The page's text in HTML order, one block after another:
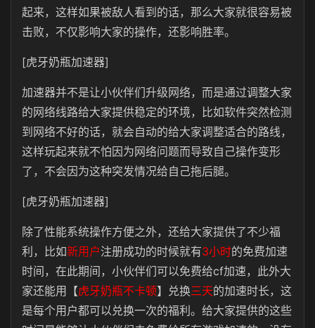
起来，这样如果被敌人看到的话，那么大家就很容易被
击败，不仅影响大家的操作，还影响胜率。
[虎牙奶瓶加速器]
加速器并不是让小伙伴们升级网络，而是通过调整大家
的网络线路给大家提供稳定的环境，比如软件突然检测
到网络不好的话，就会自动的给大家调整适合的路线，
这样玩起来就不怕因为网络问题而导致自己操作变形
了，不会因为这种突发情况给自己拖后腿。
[虎牙奶瓶加速器]
除了性能系统操作方便之外，还给大家提供了不少福
利，比如新用户注册成功的时候就有3小时的免费加速
时间，在此期间，小伙伴们可以免费给cf加速，此外大
家还能用【虎牙奶瓶不卡顿】兑换三天的加速时长，这
是每个用户都可以兑换一次的福利。给大家提供的这些